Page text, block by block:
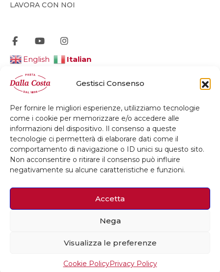
Gestisci Consenso
Per fornire le migliori esperienze, utilizziamo tecnologie
come i cookie per memorizzare e/o accedere alle
informazioni del dispositivo. Il consenso a queste
tecnologie ci permetterà di elaborare dati come il
comportamento di navigazione o ID unici su questo sito.
Non acconsentire o ritirare il consenso può influire
negativamente su alcune caratteristiche e funzioni.
Accetta
Nega
Visualizza le preferenze
Cookie PolicyPrivacy Policy
LAVORA CON NOI
English Italian
© 2026 Dalla Costa Alimentare Srl
Privacy Policy Cookie Policy Credits
Whistleblowing Accessibilità